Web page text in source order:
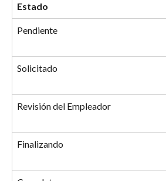
Estado
Pendiente
Solicitado
Revisión del Empleador
Finalizando